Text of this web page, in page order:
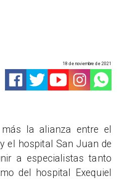
18 de noviembre de 2021
la alianza entre el
el hospital San Juan de
a especialistas tanto
del hospital Exequiel